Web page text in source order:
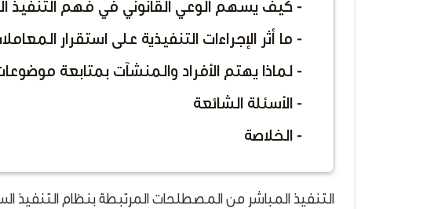
- كيف يسهم الوعي القانوني في فهم التنفيذ
- ما أثر الإجراءات التنفيذية على استقرار
- لماذا يهتم الأفراد والمنشآت بمتابعة
- الأسئلة الشائعة
- الخلاصة
التنفيذ المباشر من المصطلحات المرتبطة بنظام التنفيذ